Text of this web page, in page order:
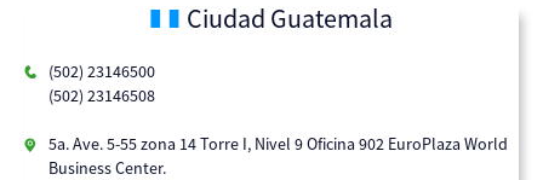
Ciudad Guatemala
(502) 23146500
(502) 23146508
5a. Ave. 5-55 zona 14 Torre I, Nivel 9 Oficina 902 EuroPlaza World
Business Center.